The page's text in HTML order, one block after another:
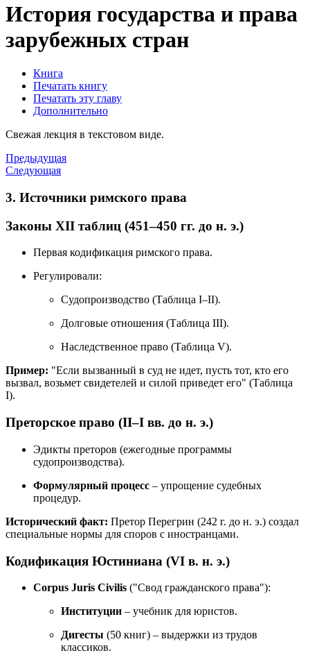
История государства и права
зарубежных стран
Книга
Печатать книгу
Печатать эту главу
Дополнительно
Свежая лекция в текстовом виде.
Предыдущая
Следующая
3. Источники римского права
Законы XII таблиц (451–450 гг. до н. э.)
Первая кодификация римского права.
Регулировали:
Судопроизводство (Таблица I–II).
Долговые отношения (Таблица III).
Наследственное право (Таблица V).
Пример: "Если вызванный в суд не идет, пусть тот, кто его
вызвал, возьмет свидетелей и силой приведет его" (Таблица
I).
Преторское право (II–I вв. до н. э.)
Эдикты преторов (ежегодные программы
судопроизводства).
Формулярный процесс – упрощение судебных
процедур.
Исторический факт: Претор Перегрин (242 г. до н. э.) создал
специальные нормы для споров с иностранцами.
Кодификация Юстиниана (VI в. н. э.)
Corpus Juris Civilis ("Свод гражданского права"):
Институции – учебник для юристов.
Дигесты (50 книг) – выдержки из трудов
классиков.